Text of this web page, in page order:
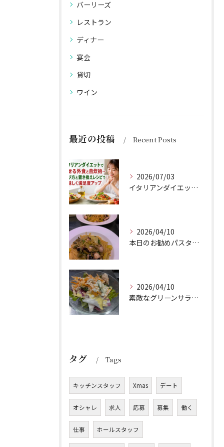
バーリーズ
レストラン
ディナー
宴会
貸切
ワイン
最近の投稿 Recent Posts
2026/07/03
イタリアンダイエットで痩せる外食と自炊術〜選び方と置き換えレシピで美味しく満足度アップ
2026/04/10
本日のお勧めパスタは、シェフのきまぐれが光る特製ペペロンチー...
2026/04/10
素敵なグリーンサラダのご紹介です！Barry'sのランチセッ...
タグ Tags
キッチンスタッフ Xmas デート
オシャレ 求人 応募 募集 働く
仕事 ホールスタッフ